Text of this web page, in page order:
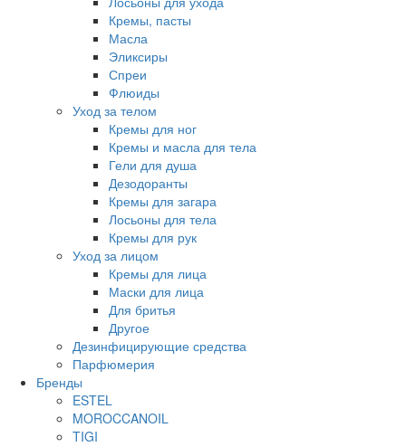
Кремы, пасты
Масла
Эликсиры
Спреи
Флюиды
Уход за телом
Кремы для ног
Кремы и масла для тела
Гели для душа
Дезодоранты
Кремы для загара
Лосьоны для тела
Кремы для рук
Уход за лицом
Кремы для лица
Маски для лица
Для бритья
Другое
Дезинфицирующие средства
Парфюмерия
Бренды
ESTEL
MOROCCANOIL
TIGI